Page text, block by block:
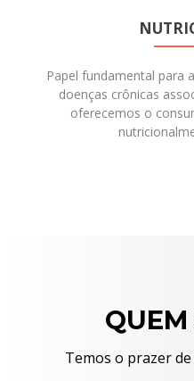
Papel fundamental para
doenças crônicas
oferecemos o
QUEM
Temos o prazer